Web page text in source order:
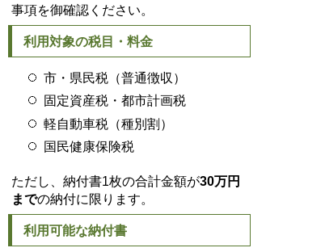
事項を御確認ください。
利用対象の税目・料金
市・県民税（普通徴収）
固定資産税・都市計画税
軽自動車税（種別割）
国民健康保険税
ただし、納付書1枚の合計金額が30万円
までの納付に限ります。
利用可能な納付書